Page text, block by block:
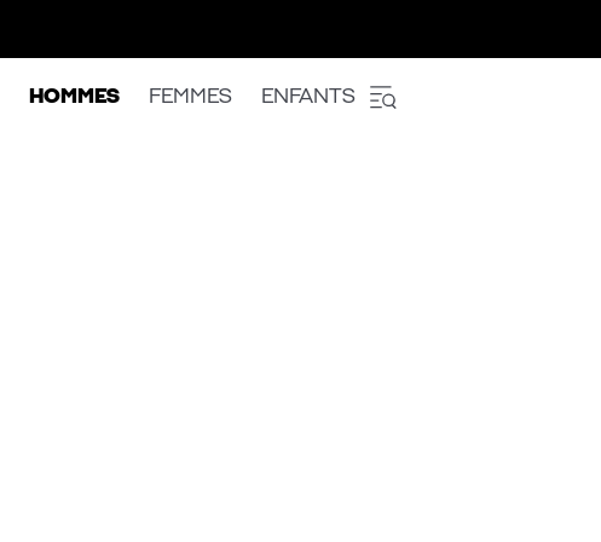
HOMMES FEMMES ENFANTS